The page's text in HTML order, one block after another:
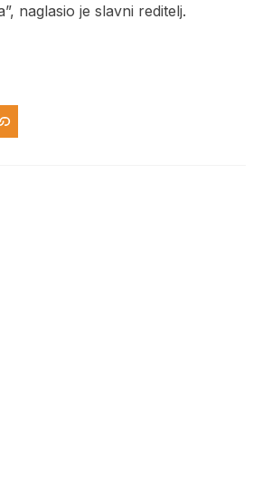
naglasio je slavni reditelj.